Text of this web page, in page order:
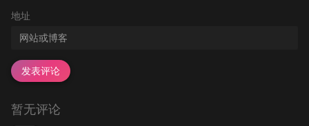
地址
发表评论
暂无评论